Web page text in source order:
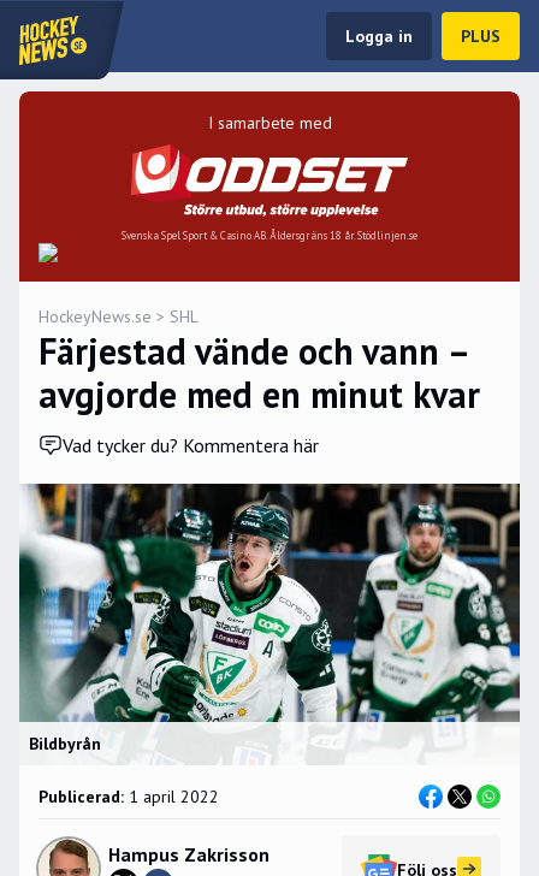
Logga in PLUS
I samarbete med
Svenska Spel Sport & Casino AB. Åldersgräns 18 år. Stödlinjen.se
HockeyNews.se > SHL
Färjestad vände och vann –
avgjorde med en minut kvar
Vad tycker du? Kommentera här
Bildbyrån
Publicerad: 1 april 2022
Hampus Zakrisson
Följ oss